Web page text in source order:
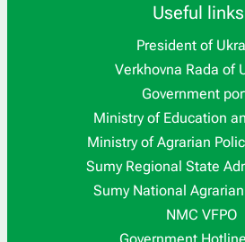
Useful
President of
Verkhovna Rada of
Government
Ministry of Education
Ministry of Agrarian
Sumy Regional State
Sumy National
NMC VFPO
Government